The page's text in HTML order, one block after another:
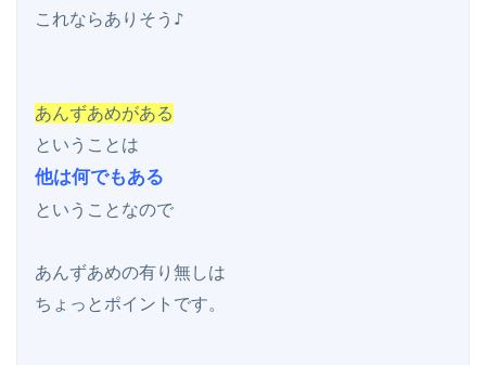
これならありそう♪
あんずあめがある
他は何でもある
ということなので
あんずあめの有り無しは
ちょっとポイントです。